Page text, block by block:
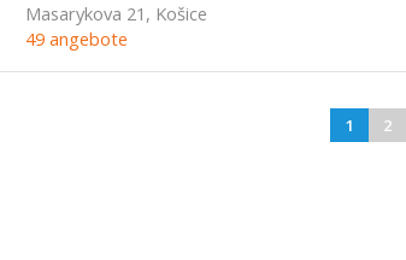
Masarykova 21, Košice
49 angebote
1 2